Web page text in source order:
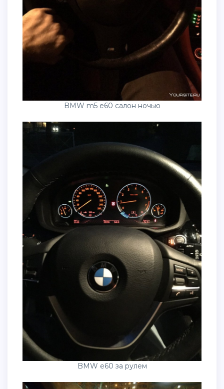
BMW m5 e60 салон ночью
BMW e60 за рулем